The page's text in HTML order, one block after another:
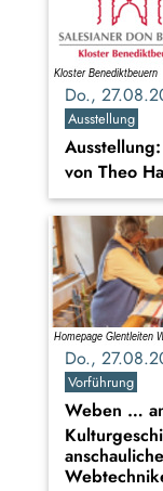
Do.,
Ausstellung
von Theo
Do.,
Vorführung
Weben …